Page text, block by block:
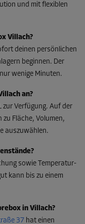
und mit flexiblen
Villach?
deinen persönlichen
beginnen. Der
wenige Minuten.
an?
zur Verfügung. Auf der
Fläche, Volumen,
auszuwählen.
sowie Temperatur-
kann bis zu einem
in Villach?
37 hat einen